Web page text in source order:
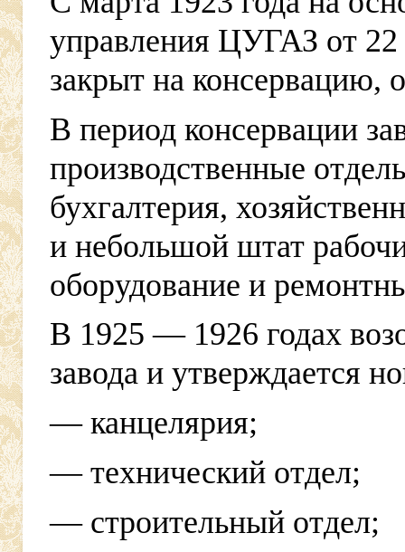
управления ЦУГАЗ от 22
закрыт на консервацию,
В период консервации
производственные
бухгалтерия,
и небольшой штат
оборудование и
В 1925 — 1926 годах
завода и утверждается
— канцелярия;
— технический отдел;
— строительный отдел;